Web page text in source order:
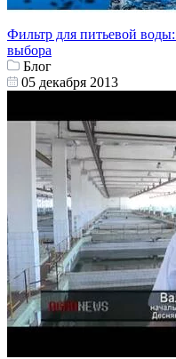
Фильтр для питьевой
выбора
Блог
05 декабря 2013